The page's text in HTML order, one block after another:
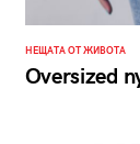
НЕЩАТА ОТ ЖИВОТА
Oversized